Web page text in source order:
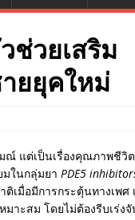
ช่วยเสริม
ยยุคใหม่
ณ์ แต่เป็นเรื่องคุณภาพชีวิ
มในกลุ่มยา PDE5
เมื่อมีการกระตุ้นทางเพศ
าะสม โดยไม่ต้องรีบเร่ง